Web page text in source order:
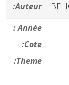
Auteur:
Année :
Cote:
Theme: